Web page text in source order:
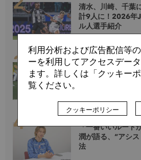
清水、川崎、千葉
計9人に！2026年
ル人選手紹介
2026.08.02
相手の懐を鋭く突
ゃんと悔しかった
「一番いいルート
潤が語る、“アシ
法
利用分析および広告配信等
ーを利用してアクセスデー
ます。詳しくは「クッキー
覧ください。
クッキーポリシー